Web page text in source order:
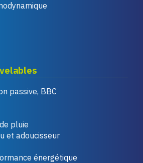
passive, BBC
pluie
et adoucisseur
énergétique